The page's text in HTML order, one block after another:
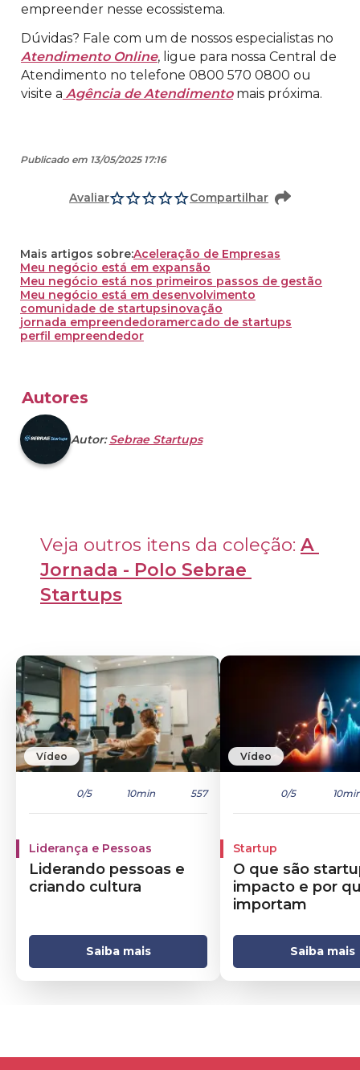
empreender nesse ecossistema.
Dúvidas? Fale com um de nossos especialistas no
Atendimento Online, ligue para nossa Central de
Atendimento no telefone 0800 570 0800 ou
visite a Agência de Atendimentomais próxima.
Publicado em 13/05/2025 17:16
Avaliar Compartilhar
Mais artigos sobre:Aceleração de Empresas
Meu negócio está em expansão
Meu negócio está nos primeiros passos de gestão
Meu negócio está em desenvolvimento
comunidade de startupsinovação
jornada empreendedoramercado de startups
perfil empreendedor
Autores
Autor:Sebrae Startups
Veja outros itens da coleção: A
Jornada - Polo Sebrae
Startups
Vídeo
0/5 10min 557
Liderança e Pessoas
Liderando pessoas e
criando cultura
Saiba mais
Vídeo
0/5
Startup
O que são
impacto e por
importam
Saiba mais